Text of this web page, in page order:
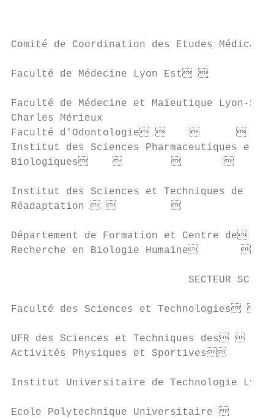
Comité de Coordination des Etudes
Faculté de Médecine Lyon Est 
Faculté de Médecine et Maïeutique
Charles Mérieux
Faculté d'Odontologie           
Institut des Sciences Pharmaceutiques et
Biologiques                          
Institut des Sciences et Techniques de
Réadaptation           
Département de Formation et Centre
Recherche en Biologie Humaine
SECTEUR
Faculté des Sciences et Technologies
UFR des Sciences et Techniques des 
Activités Physiques et Sportives
Institut Universitaire de Technologie
Ecole Polytechnique Universitaire 